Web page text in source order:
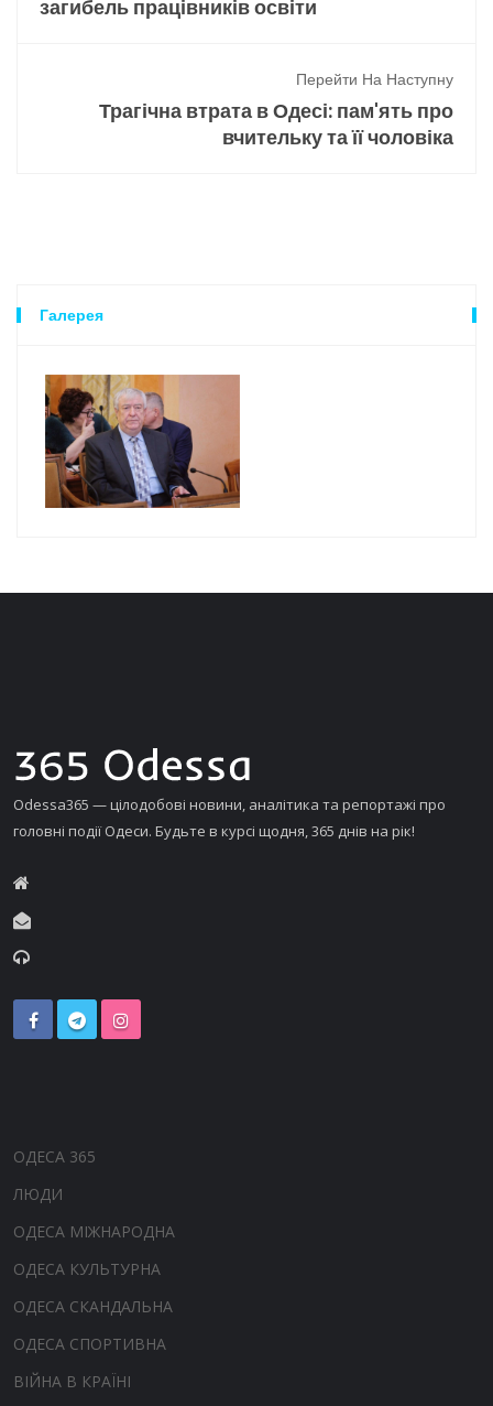
загибель працівників освіти
Перейти На Наступну
Трагічна втрата в Одесі: пам'ять про
вчительку та її чоловіка
Галерея
Odessa365 — цілодобові новини, аналітика та репортажі про
головні події Одеси. Будьте в курсі щодня, 365 днів на рік!
ОДЕСА 365
ЛЮДИ
ОДЕСА МІЖНАРОДНА
ОДЕСА КУЛЬТУРНА
ОДЕСА СКАНДАЛЬНА
ОДЕСА СПОРТИВНА
ВІЙНА В КРАЇНІ